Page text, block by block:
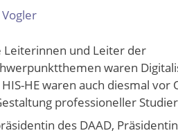
Leiterinnen und Leiter der
waren
HE waren auch diesmal vor
professioneller
des DAAD,